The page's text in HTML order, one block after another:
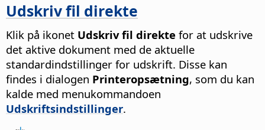
Udskriv fil direkte
Klik på ikonet Udskriv fil direkte for at udskrive
det aktive dokument med de aktuelle
standardindstillinger for udskrift. Disse kan
findes i dialogen Printeropsætning, som du kan
kalde med menukommandoen
Udskriftsindstillinger.